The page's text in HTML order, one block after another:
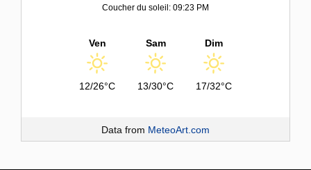
Coucher du soleil: 09:23 PM
Ven
12/26°C
Sam
13/30°C
Dim
17/32°C
Data from MeteoArt.com